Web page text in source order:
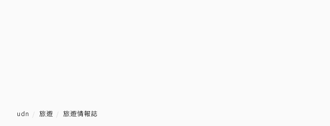
udn 旅遊 旅遊情報誌